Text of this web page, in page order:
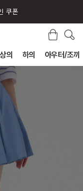
쿠폰
상의 하의 아우터/조끼